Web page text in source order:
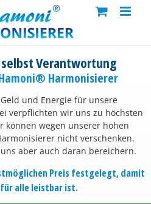
selbst Verantwortung
Harmonisierer
und Energie für unsere
verpflichten wir uns zu höchsten
können wegen unserer hohen
nicht verschenken.
aber auch daran bereichern.
Preis festgelegt, damit
alle leistbar ist.